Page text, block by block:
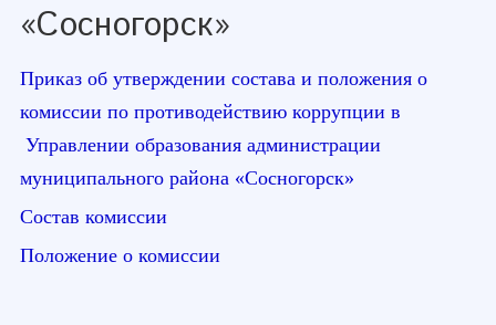
«Сосногорск»
Приказ об утверждении состава и положения о
комиссии по противодействию коррупции в
Управлении образования администрации
муниципального района «Сосногорск»
Состав комиссии
Положение о комиссии